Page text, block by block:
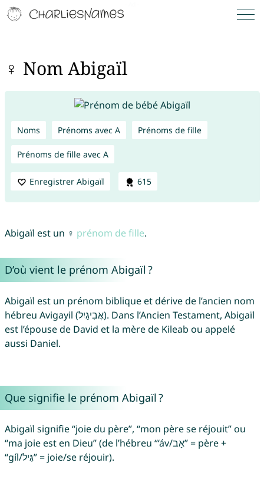
♀ Nom Abigaïl
Noms Prénoms avec A Prénoms de fille
Prénoms de fille avec A
Enregistrer Abigaïl 615
Abigaïl est un ♀ prénom de fille.
D’où vient le prénom Abigaïl ?
Abigaïl est un prénom biblique et dérive de l’ancien nom
hébreu Avigayil (אֲבִיגַיִל). Dans l’Ancien Testament, Abigaïl
est l’épouse de David et la mère de Kileab ou appelé
aussi Daniel.
Que signifie le prénom Abigaïl ?
Abigaïl signifie “joie du père”, “mon père se réjouit” ou
“ma joie est en Dieu” (de l’hébreu “‘áv/אָב” = père +
“gíl/גִּיל” = joie/se réjouir).